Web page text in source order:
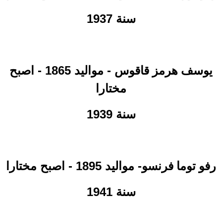
سنة 1937
يوسف هرمز قاقوس
- مواليد 1865 - اصبح
مختارا
سنة 1939
رفو توما فرنسو- مواليد 1895 - اصبح مختارا
سنة 1941